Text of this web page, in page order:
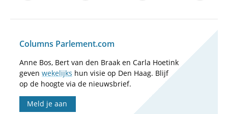
Columns Parlement.com
Anne Bos, Bert van den Braak en Carla Hoetink
geven wekelijks hun visie op Den Haag. Blijf
op de hoogte via de nieuwsbrief.
Meld je aan